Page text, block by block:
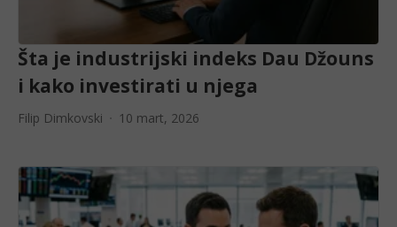
Šta je industrijski indeks Dau Džouns
i kako investirati u njega
Filip Dimkovski 10 mart, 2026